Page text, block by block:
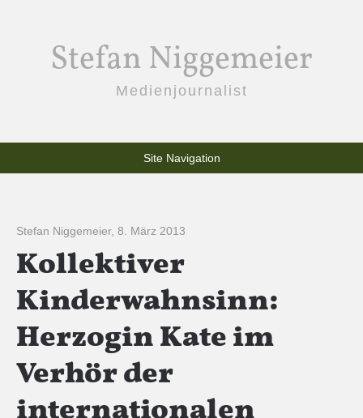
Stefan Niggemeier
Medienjournalist
Site Navigation
Stefan Niggemeier, 8. März 2013
Kollektiver
Kinderwahnsinn:
Herzogin Kate im
Verhör der